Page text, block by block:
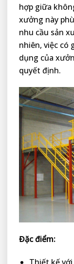
hợp giữa
xưởng này
nhu cầu sản
nhiên, việc có
dụng của
quyết định.
Đặc điểm: